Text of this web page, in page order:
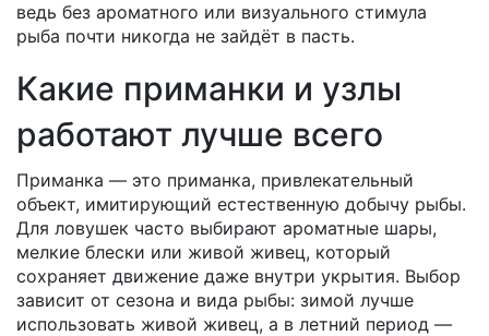
ведь без ароматного или визуального стимула
рыба почти никогда не зайдёт в пасть.
Какие приманки и узлы
работают лучше всего
Приманка — это приманка, привлекательный
объект, имитирующий естественную добычу рыбы.
Для ловушек часто выбирают ароматные шары,
мелкие блески или живой живец, который
сохраняет движение даже внутри укрытия. Выбор
зависит от сезона и вида рыбы: зимой лучше
использовать живой живец, а в летний период —